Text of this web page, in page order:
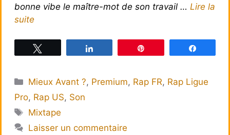
bonne vibe le maître-mot de son travail … Lire la
suite
Catégories
Mieux Avant ?, Premium, Rap FR, Rap Ligue
Pro, Rap US, Son
Étiquettes
Mixtape
Laisser un commentaire